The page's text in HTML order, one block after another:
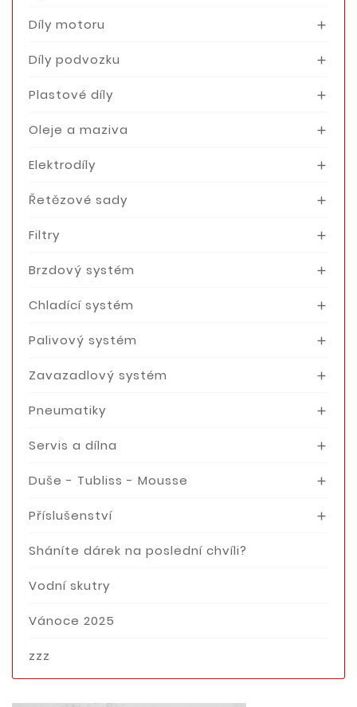
Díly motoru 
Díly podvozku 
Plastové díly 
Oleje a maziva 
Elektrodíly 
Řetězové sady 
Filtry 
Brzdový systém 
Chladící systém 
Palivový systém 
Zavazadlový systém 
Pneumatiky 
Servis a dílna 
Duše - Tubliss - Mousse 
Příslušenství 
Sháníte dárek na poslední chvíli?
Vodní skutry
Vánoce 2025
zzz